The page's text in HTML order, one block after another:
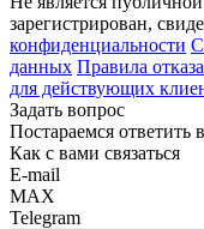
зарегистрирован,
конфиденциальности
данных Правила
для действующих
Задать вопрос
Постараемся
Как с вами связаться
E-mail
MAX
Telegram